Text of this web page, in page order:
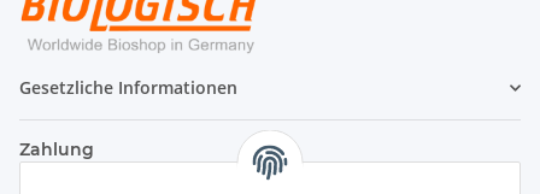
Gesetzliche Informationen
Zahlung